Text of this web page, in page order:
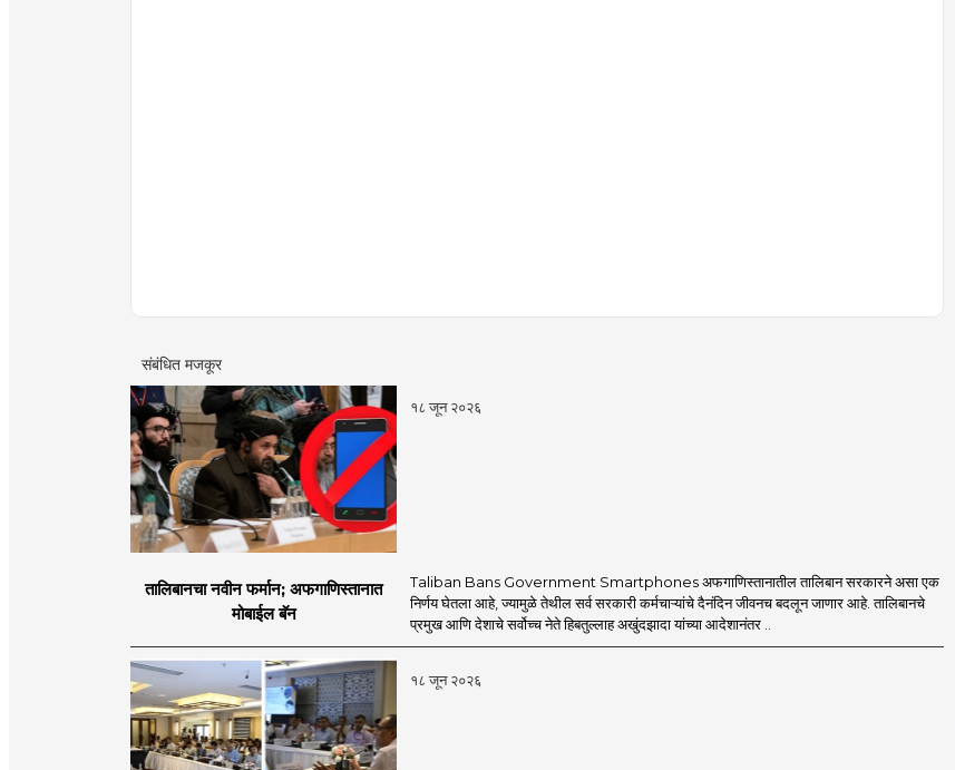
संबंधित मजकूर
१८ जून २०२६
तालिबानचा नवीन फर्मान; अफगाणिस्तानात
मोबाईल बॅन
Taliban Bans Government Smartphones अफगाणिस्तानातील तालिबान सरकारने असा एक
निर्णय घेतला आहे, ज्यामुळे तेथील सर्व सरकारी कर्मचाऱ्यांचे दैनंदिन जीवनच बदलून जाणार आहे. तालिबानचे
प्रमुख आणि देशाचे सर्वोच्च नेते हिबतुल्लाह अखुंदझादा यांच्या आदेशानंतर ..
१८ जून २०२६